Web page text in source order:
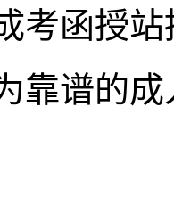
考函授
靠谱的